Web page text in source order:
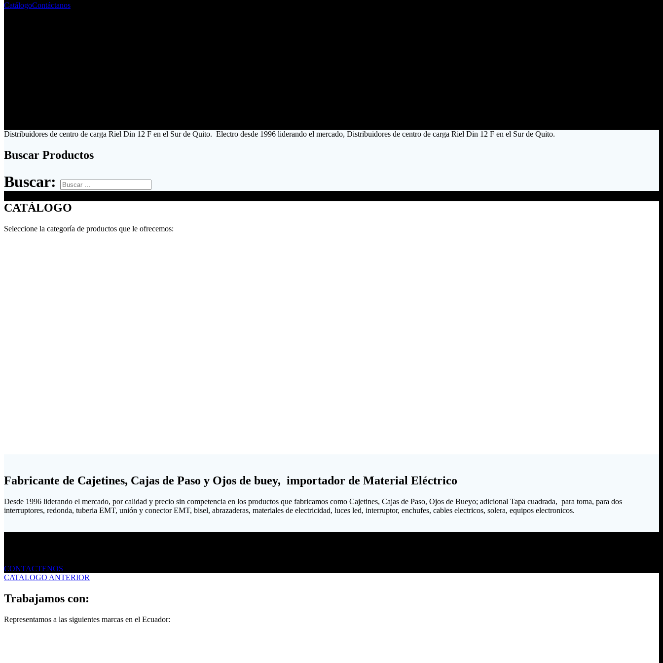
CatálogoContáctanos
Distribuidores de centro de carga Riel Din 12 F en el Sur de Quito. Electro desde 1996 liderando el mercado, Distribuidores de centro de carga Riel Din 12 F en el Sur de Quito.
Buscar Productos
Buscar:
CATÁLOGO
Seleccione la categoría de productos que le ofrecemos:
Fabricante de Cajetines, Cajas de Paso y Ojos de buey, importador de Material Eléctrico
Desde 1996 liderando el mercado, por calidad y precio sin competencia en los productos que fabricamos como Cajetines, Cajas de Paso, Ojos de Bueyo; adicional Tapa cuadrada, para toma, para dos
interruptores, redonda, tuberia EMT, unión y conector EMT, bisel, abrazaderas, materiales de electricidad, luces led, interruptor, enchufes, cables electricos, solera, equipos electronicos.
CONTACTENOS
CATALOGO ANTERIOR
Trabajamos con:
Representamos a las siguientes marcas en el Ecuador: